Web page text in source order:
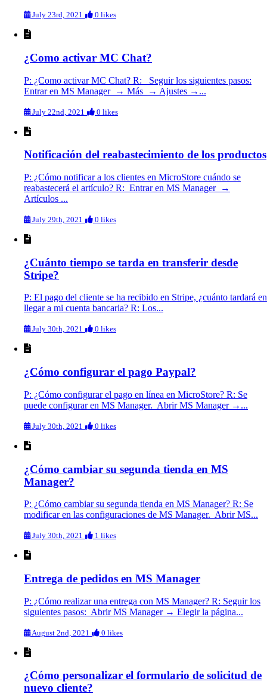
July 23rd, 2021 0 likes
¿Como activar MC Chat?
P: ¿Como activar MC Chat? R: Seguir los siguientes pasos:
Entrar en MS Manager → Más → Ajustes →...
July 22nd, 2021 0 likes
Notificación del reabastecimiento de los productos
P: ¿Cómo notificar a los clientes en MicroStore cuándo se
reabastecerá el artículo? R: Entrar en MS Manager →
Artículos ...
July 29th, 2021 0 likes
¿Cuánto tiempo se tarda en transferir desde
Stripe?
P: El pago del cliente se ha recibido en Stripe, ¿cuánto tardará en
llegar a mi cuenta bancaria? R: Los...
July 30th, 2021 0 likes
¿Cómo configurar el pago Paypal?
P: ¿Cómo configurar el pago en línea en MicroStore? R: Se
puede configurar en MS Manager. Abrir MS Manager →...
July 30th, 2021 0 likes
¿Cómo cambiar su segunda tienda en MS
Manager?
P: ¿Cómo cambiar su segunda tienda en MS Manager? R: Se
modificar en las configuraciones de MS Manager. Abrir MS...
July 30th, 2021 1 likes
Entrega de pedidos en MS Manager
P: ¿Cómo realizar una entrega con MS Manager? R: Seguir los
siguientes pasos: Abrir MS Manager → Elegir la página...
August 2nd, 2021 0 likes
¿Cómo personalizar el formulario de solicitud de
nuevo cliente?